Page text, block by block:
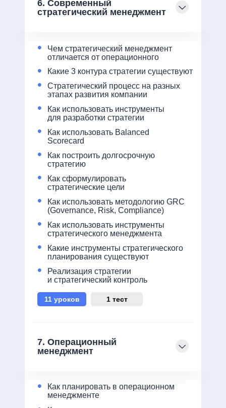
6. Современный
стратегический менеджмент
Как использовать инструменты
стратегического менеджмента
•
Реализация стратегии
и стратегический контроль
•
Какие инструменты стратегического
планирования существуют
•
Как использовать инструменты
для разработки стратегии
•
Стратегический процесс на разных
этапах развития компании
•
Какие 3 контура стратегии существуют
•
Чем стратегический менеджмент
отличается от операционного
•
Как использовать Balanced
Scorecard
•
Как построить долгосрочную
стратегию
•
Как сформулировать
стратегические цели
•
Как использовать методологию GRC
(Governance, Risk, Compliance)
•
1 тест
11 уроков
7. Операционный
менеджмент
Как планировать в операционном
менеджменте
•